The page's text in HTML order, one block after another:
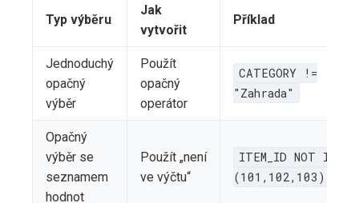
Typ výběru
Jak
vytvořit
Příklad
Jednoduchý
opačný
výběr
Použít
opačný
operátor
CATEGORY !=
"Zahrada"
Opačný
výběr se
seznamem
hodnot
Použít „není
ve výčtu“
ITEM_ID NOT IN
(101,102,103)